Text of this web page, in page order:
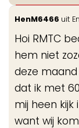
HenM6466 uit
Hoi RMTC
hem niet
deze
dat ik met
mij heen
want wij